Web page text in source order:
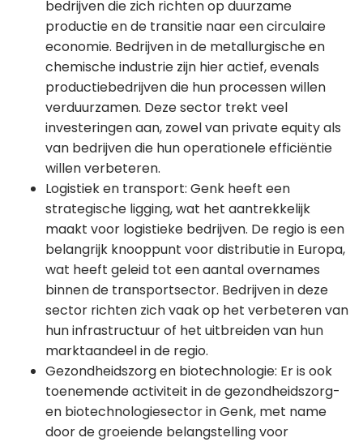
bedrijven die zich richten op duurzame
productie en de transitie naar een circulaire
economie. Bedrijven in de metallurgische en
chemische industrie zijn hier actief, evenals
productiebedrijven die hun processen willen
verduurzamen. Deze sector trekt veel
investeringen aan, zowel van private equity als
van bedrijven die hun operationele efficiëntie
willen verbeteren​.
Logistiek en transport: Genk heeft een
strategische ligging, wat het aantrekkelijk
maakt voor logistieke bedrijven. De regio is een
belangrijk knooppunt voor distributie in Europa,
wat heeft geleid tot een aantal overnames
binnen de transportsector. Bedrijven in deze
sector richten zich vaak op het verbeteren van
hun infrastructuur of het uitbreiden van hun
marktaandeel in de regio​.
Gezondheidszorg en biotechnologie: Er is ook
toenemende activiteit in de gezondheidszorg-
en biotechnologiesector in Genk, met name
door de groeiende belangstelling voor